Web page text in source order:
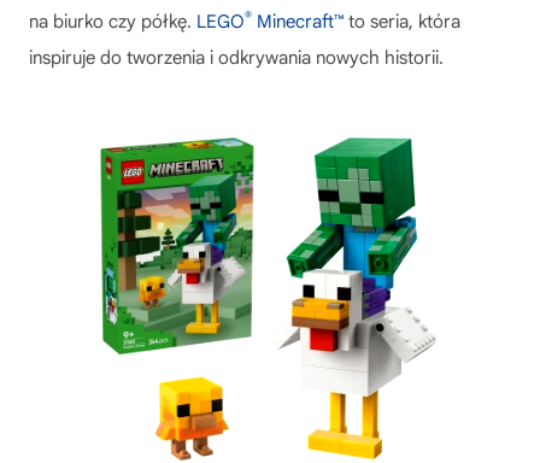
na biurko czy półkę. LEGO® Minecraft™ to seria, która
inspiruje do tworzenia i odkrywania nowych historii.